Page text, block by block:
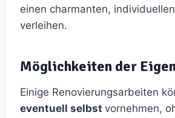
einen charmanten,
verleihen.
Möglichkeiten der
Einige Renovierungsarbeiten
eventuell selbst vornehmen,